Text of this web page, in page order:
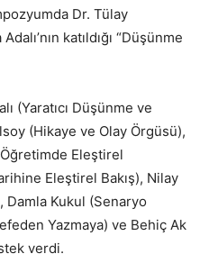
Dr. Tülay
katıldığı “Düşünme
(Yaratıcı Düşünme ve
(Hikaye ve Olay Örgüsü),
Eleştirel
Eleştirel Bakış), Nilay
Damla Kukul (Senaryo
Yazmaya) ve Behiç Ak
verdi.